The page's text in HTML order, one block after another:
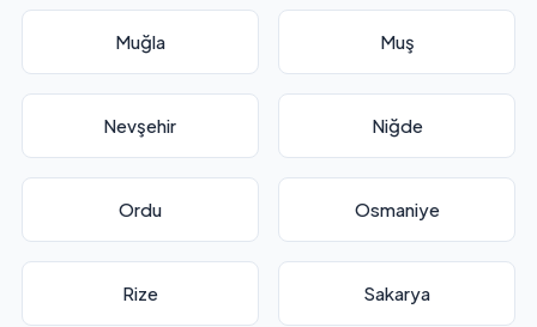
Muğla Muş
Nevşehir Niğde
Ordu Osmaniye
Rize Sakarya